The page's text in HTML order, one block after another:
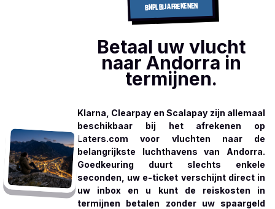
BNPL BIJ AFREKENEN
Betaal uw vlucht
naar Andorra in
termijnen.
Klarna, Clearpay en Scalapay zijn allemaal
beschikbaar bij het afrekenen op
Laters.com voor vluchten naar de
belangrijkste luchthavens van Andorra.
Goedkeuring duurt slechts enkele
seconden, uw e-ticket verschijnt direct in
uw inbox en u kunt de reiskosten in
termijnen betalen zonder uw spaargeld